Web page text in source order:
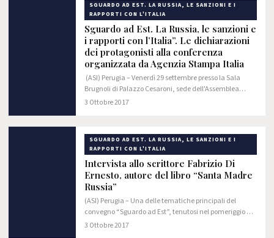
SGUARDO AD EST. LA RUSSIA, LE SANZIONI E I
RAPPORTI CON L'ITALIA
Sguardo ad Est. La Russia, le sanzioni e
i rapporti con l’Italia”. Le dichiarazioni
dei protagonisti alla conferenza
organizzata da Agenzia Stampa Italia
(ASI) Perugia – Venerdì 29 settembre presso la Sala
Brugnoli di Palazzo Cesaroni, sede dell'Assemblea
Legislativa della Regione Umbria si è svolta la
3 Ottobre 2017
SGUARDO AD EST. LA RUSSIA, LE SANZIONI E I
RAPPORTI CON L'ITALIA
Intervista allo scrittore Fabrizio Di
Ernesto, autore del libro “Santa Madre
Russia”
(ASI) Perugia – Una delle tematiche principali del
convegno “Sguardo ad Est”, tenutosi nel pomeriggio del
29 settembre scorso a Perugia nella sala dei Cesaroni
3 Ottobre 2017